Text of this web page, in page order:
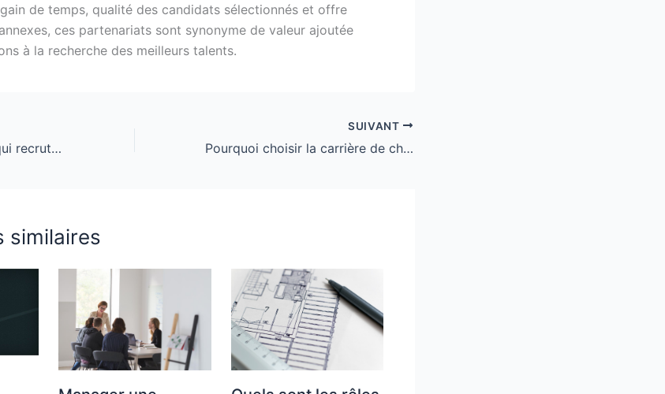
gain de temps, qualité des candidats sélectionnés et offre
ces partenariats sont synonyme de valeur ajoutée
à la recherche des meilleurs talents.
Découvrez les métiers qui recrutent sans diplôme
SUIVANT
Pourquoi choisir la carrière de chargé de recrutement ?
similaires